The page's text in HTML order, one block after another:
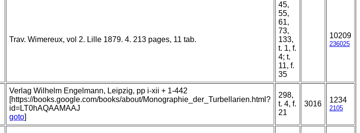
Trav. Wimereux, vol 2. Lille 1879. 4. 213 pages, 11 tab.
45,
55,
61,
73,
133,
t. 1, f.
4; t.
11, f.
35
10209
236025
Verlag Wilhelm Engelmann, Leipzig, pp i-xii + 1-442
[https://books.google.com/books/about/Monographie_der_Turbellarien.html?
id=LT0hAQAAMAAJ
goto]
298,
t. 4, f.
21
3016 1234
2105